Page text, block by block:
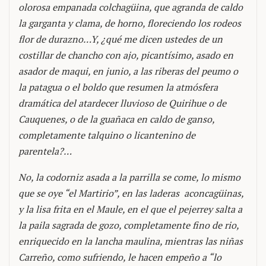
olorosa empanada colchagüina, que agranda de caldo
la garganta y clama, de horno, floreciendo los rodeos
flor de durazno…Y, ¿qué me dicen ustedes de un
costillar de chancho con ajo, picantísimo, asado en
asador de maqui, en junio, a las riberas del peumo o
la patagua o el boldo que resumen la atmósfera
dramática del atardecer lluvioso de Quirihue o de
Cauquenes, o de la guañaca en caldo de ganso,
completamente talquino o licantenino de
parentela?…
No, la codorniz asada a la parrilla se come, lo mismo
que se oye “el Martirio”, en las laderas aconcagüinas,
y la lisa frita en el Maule, en el que el pejerrey salta a
la paila sagrada de gozo, completamente fino de rio,
enriquecido en la lancha maulina, mientras las niñas
Carreño, como sufriendo, le hacen empeño a “lo